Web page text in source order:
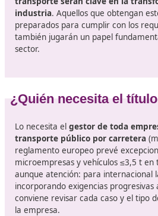
ofrecemos en DAC docencia
estás buscando para tu futuro.
¿En qué consiste
El curso para obtener el título
transporte ese presenta
para quienes deseancrecer y
esencial para la economía
estructurada que abarca
hasta la práctica en el mundo